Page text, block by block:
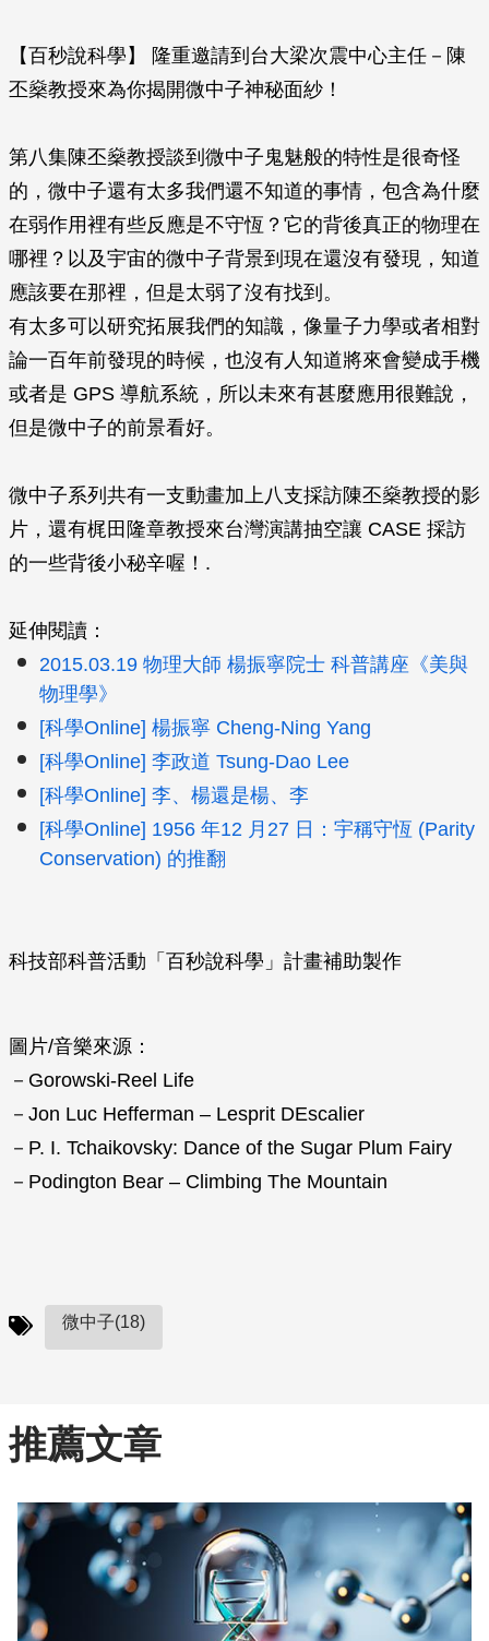
【百秒說科學】 隆重邀請到台大梁次震中心主任－陳
丕燊教授來為你揭開微中子神秘面紗！
第八集陳丕燊教授談到微中子鬼魅般的特性是很奇怪
的，微中子還有太多我們還不知道的事情，包含為什麼
在弱作用裡有些反應是不守恆？它的背後真正的物理在
哪裡？以及宇宙的微中子背景到現在還沒有發現，知道
應該要在那裡，但是太弱了沒有找到。
有太多可以研究拓展我們的知識，像量子力學或者相對
論一百年前發現的時候，也沒有人知道將來會變成手機
或者是 GPS 導航系統，所以未來有甚麼應用很難說，
但是微中子的前景看好。
微中子系列共有一支動畫加上八支採訪陳丕燊教授的影
片，還有梶田隆章教授來台灣演講抽空讓 CASE 採訪
的一些背後小秘辛喔！.
延伸閱讀：
2015.03.19 物理大師 楊振寧院士 科普講座《美與
物理學》
[科學Online] 楊振寧 Cheng-Ning Yang
[科學Online] 李政道 Tsung-Dao Lee
[科學Online] 李、楊還是楊、李
[科學Online] 1956 年12 月27 日：宇稱守恆 (Parity
Conservation) 的推翻
科技部科普活動「百秒說科學」計畫補助製作
圖片/音樂來源：
－Gorowski-Reel Life
－Jon Luc Hefferman – Lesprit DEscalier
－P. I. Tchaikovsky: Dance of the Sugar Plum Fairy
－Podington Bear – Climbing The Mountain
微中子(18)
推薦文章